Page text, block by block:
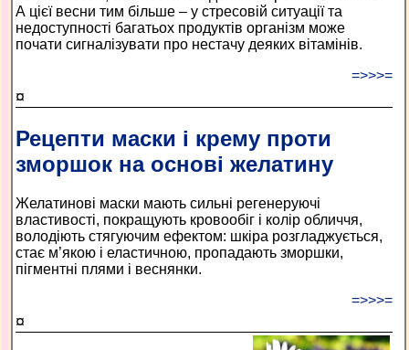
А цієї весни тим більше – у стресовій ситуації та
недоступності багатьох продуктів організм може
почати сигналізувати про нестачу деяких вітамінів.
=>>>=
¤
Рецепти маски і крему проти
зморшок на основі желатину
Желатинові маски мають сильні регенеруючі
властивості, покращують кровообіг і колір обличчя,
володіють стягуючим ефектом: шкіра розгладжується,
стає м’якою і еластичною, пропадають зморшки,
пігментні плями і веснянки.
=>>>=
¤